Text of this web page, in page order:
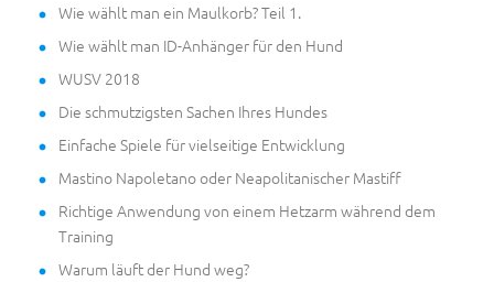
Wie wählt man ein Maulkorb? Teil 1.
Wie wählt man ID-Anhänger für den Hund
WUSV 2018
Die schmutzigsten Sachen Ihres Hundes
Einfache Spiele für vielseitige Entwicklung
Mastino Napoletano oder Neapolitanischer Mastiff
Richtige Anwendung von einem Hetzarm während dem
Training
Warum läuft der Hund weg?